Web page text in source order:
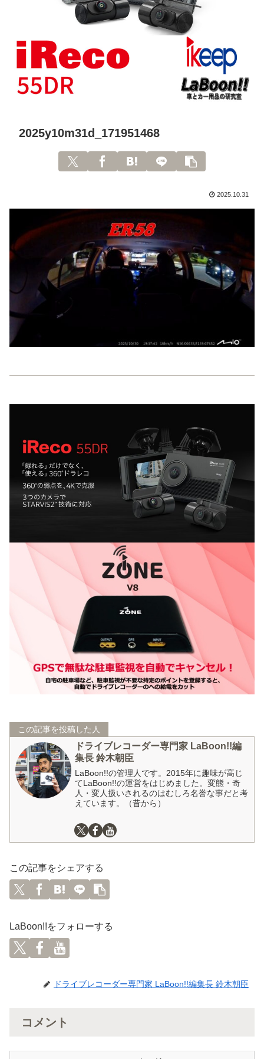
2025y10m31d_171951468
2025.10.31
この記事を投稿した人
ドライブレコーダー専門家 LaBoon!!編
集長 鈴木朝臣
LaBoon!!の管理人です。2015年に趣味が高じ
てLaBoon!!の運営をはじめました。変態・奇
人・変人扱いされるのはむしろ名誉な事だと考
えています。（昔から）
この記事をシェアする
LaBoon!!をフォローする
ドライブレコーダー専門家 LaBoon!!編集長 鈴木朝臣
コメント